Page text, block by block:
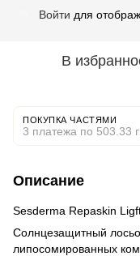
Войти для
В
ПОКУПКА ЧАСТЯМИ
3 платежа по 503.33
Описание
Sesderma Repaskin
Солнцезащитный
липосомированных